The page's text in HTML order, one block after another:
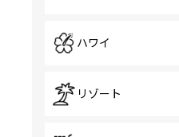
ハワイ
リゾート